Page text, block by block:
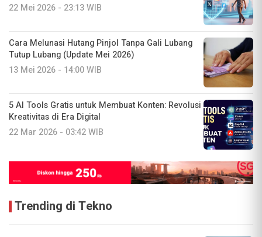
22 Mei 2026 - 23:13 WIB
Cara Melunasi Hutang Pinjol Tanpa Gali Lubang
Tutup Lubang (Update Mei 2026)
13 Mei 2026 - 14:00 WIB
5 AI Tools Gratis untuk Membuat Konten: Revolusi
Kreativitas di Era Digital
22 Mar 2026 - 03:42 WIB
Trending di Tekno